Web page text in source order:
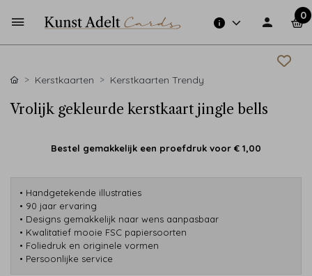
0
Kerstkaarten Kerstkaarten Trendy
Vrolijk gekleurde kerstkaart jingle bells
Bestel gemakkelijk een proefdruk voor € 1,00
• Handgetekende illustraties
• 90 jaar ervaring
• Designs gemakkelijk naar wens aanpasbaar
• Kwalitatief mooie FSC papiersoorten
• Foliedruk en originele vormen
• Persoonlijke service